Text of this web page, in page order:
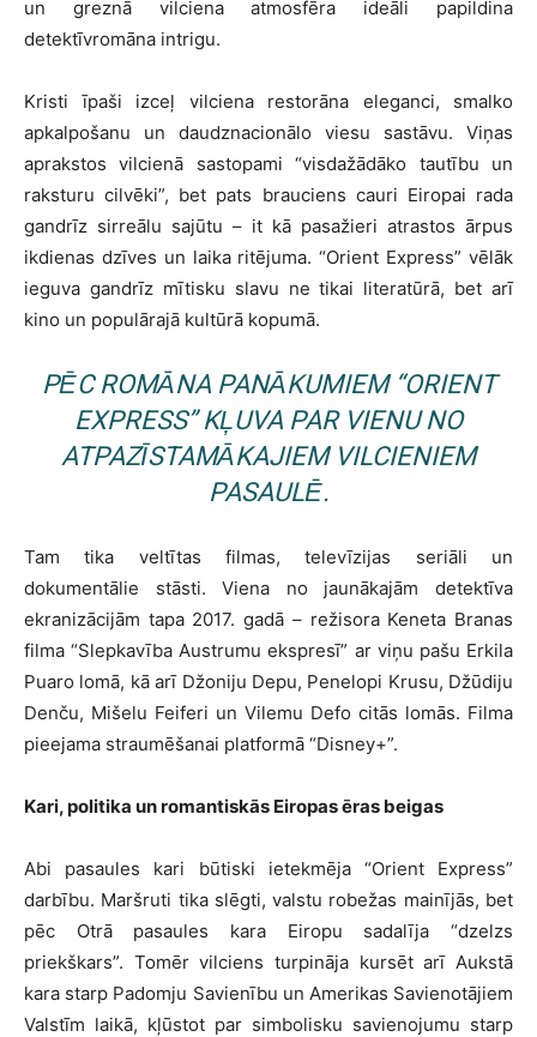
un greznā vilciena atmosfēra ideāli papildina
detektīvromāna intrigu.
Kristi īpaši izceļ vilciena restorāna eleganci, smalko
apkalpošanu un daudznacionālo viesu sastāvu. Viņas
aprakstos vilcienā sastopami “visdažādāko tautību un
raksturu cilvēki”, bet pats brauciens cauri Eiropai rada
gandrīz sirreālu sajūtu – it kā pasažieri atrastos ārpus
ikdienas dzīves un laika ritējuma. “Orient Express” vēlāk
ieguva gandrīz mītisku slavu ne tikai literatūrā, bet arī
kino un populārajā kultūrā kopumā.
PĒC ROMĀNA PANĀKUMIEM “ORIENT
EXPRESS” KĻUVA PAR VIENU NO
ATPAZĪSTAMĀKAJIEM VILCIENIEM
PASAULĒ.
Tam tika veltītas filmas, televīzijas seriāli un
dokumentālie stāsti. Viena no jaunākajām detektīva
ekranizācijām tapa 2017. gadā – režisora Keneta Branas
filma “Slepkavība Austrumu ekspresī” ar viņu pašu Erkila
Puaro lomā, kā arī Džoniju Depu, Penelopi Krusu, Džūdiju
Denču, Mišelu Feiferi un Vilemu Defo citās lomās. Filma
pieejama straumēšanai platformā “Disney+”.
Kari, politika un romantiskās Eiropas ēras beigas
Abi pasaules kari būtiski ietekmēja “Orient Express”
darbību. Maršruti tika slēgti, valstu robežas mainījās, bet
pēc Otrā pasaules kara Eiropu sadalīja “dzelzs
priekškars”. Tomēr vilciens turpināja kursēt arī Aukstā
kara starp Padomju Savienību un Amerikas Savienotājiem
Valstīm laikā, kļūstot par simbolisku savienojumu starp